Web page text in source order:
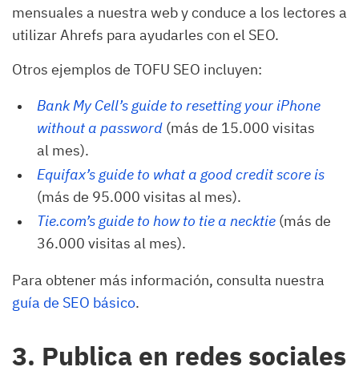
mensuales a nuestra web y conduce a los lectores a
utilizar Ahrefs para ayudarles con el SEO.
Otros ejemplos de TOFU SEO incluyen:
Bank My Cell’s guide to resetting your iPhone
without a password (más de 15.000 visitas
al mes).
Equifax’s guide to what a good credit score is
(más de 95.000 visitas al mes).
Tie.com’s guide to how to tie a necktie (más de
36.000 visitas al mes).
Para obtener más información, consulta nuestra
guía de SEO básico.
3. Publica en redes sociales